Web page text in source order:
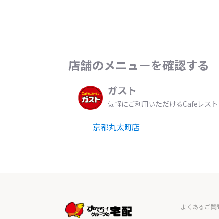
店舗のメニューを確認する
ガスト
気軽にご利用いただけるCafeレス
京都丸太町店
よくあるご質